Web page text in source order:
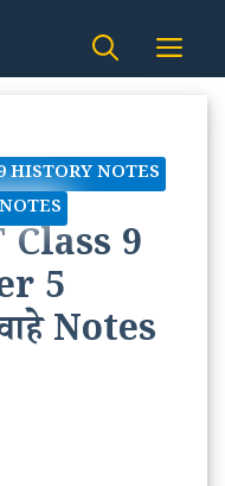
HISTORY NOTES
Class 9
5
Notes